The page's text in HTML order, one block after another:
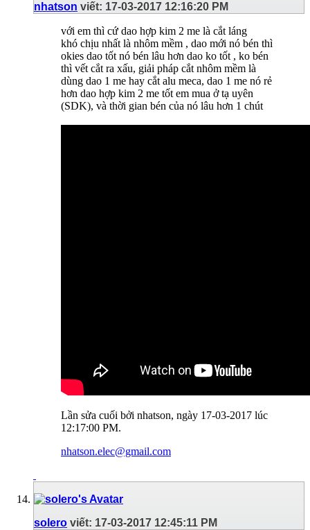
nhatson viết: 17-03-2017 12:16:20 PM
với em thì cứ dao hợp kim 2 me là cắt láng
khó chịu nhất là nhôm mềm , dao mới nó bén thì
okies dao tốt nó bén lâu hơn dao ko tốt , ko bén
thì vết cắt ra xấu, giải pháp cắt nhôm mềm là
dùng dao 1 me hay cắt alu meca, dao 1 me nó rẻ
hơn dao hợp kim 2 me tốt em mua ở tạ uyên
(SDK), và thời gian bén của nó lâu hơn 1 chút
Lần sửa cuối bởi nhatson, ngày 17-03-2017 lúc
12:17:00 PM.
nhatson.elec@gmail.com
solero viết: 17-03-2017 12:45:11 PM